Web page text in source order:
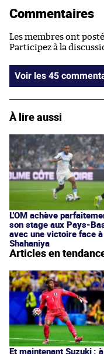
Commentaires
Les membres ont
Participez à la
Voir les 45
À lire aussi
L'OM achève
son stage aux Pays-
avec une victoire face
Shahaniya
Articles en
Et maintenant Suzuki :